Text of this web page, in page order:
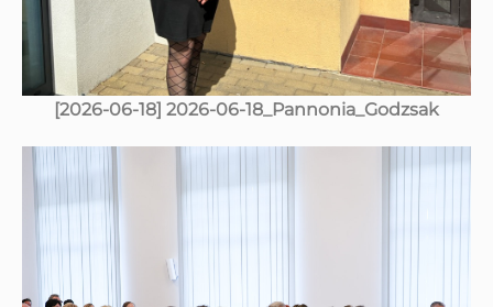
[2026-06-18] 2026-06-18_Pannonia_Godzsak